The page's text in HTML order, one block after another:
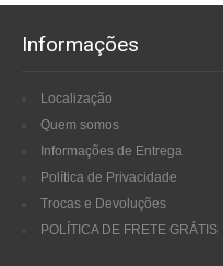
Informações
Localização
Quem somos
Informações de Entrega
Política de Privacidade
Trocas e Devoluções
POLÍTICA DE FRETE GRÁTIS